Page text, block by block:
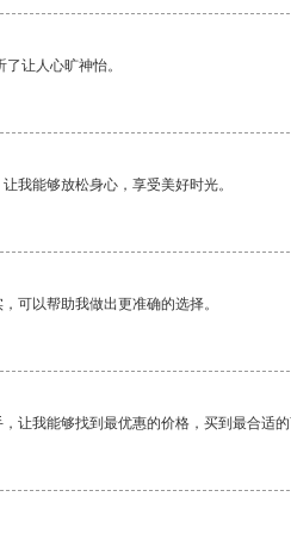
让人心旷神怡。
我能够放松身心，享受美好时光。
可以帮助我做出更准确的选择。
让我能够找到最优惠的价格，买到最合适